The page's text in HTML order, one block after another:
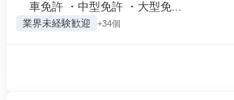
車免許 ・中型免許 ・大型免...
業界未経験歓迎 +34個